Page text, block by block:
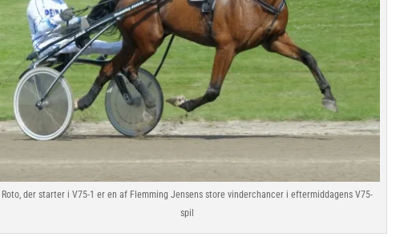
Roto, der starter i V75-1 er en af Flemming Jensens store vinderchancer i eftermiddagens V75-
spil